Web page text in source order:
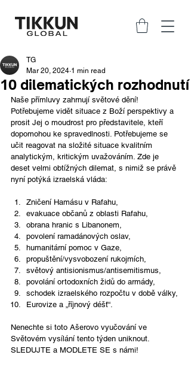
10 dilematických rozhodnutí
TG
Mar 20, 2024 1 min read
Naše přímluvy zahrnují světové dění!
Potřebujeme vidět situace z Boží perspektivy a
prosit Jej o moudrost pro představitele, kteří
dopomohou ke spravedlnosti. Potřebujeme se
učit reagovat na složité situace kvalitním
analytickým, kritickým uvažováním. Zde je
deset velmi obtížných dilemat, s nimiž se právě
nyní potýká izraelská vláda:
Zničení Hamásu v Rafahu,
evakuace občanů z oblasti Rafahu,
obrana hranic s Libanonem,
povolení ramadánových oslav,
humanitární pomoc v Gaze,
propuštění/vysvobození rukojmích,
světový antisionismus/antisemitismus,
povolání ortodoxních židů do armády,
schodek izraelského rozpočtu v době války,
Eurovize a „říjnový déšť“.
Nenechte si toto Ašerovo vyučování ve
Světovém vysílání tento týden uniknout.
SLEDUJTE a MODLETE SE s námi!